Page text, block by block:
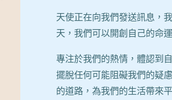
天使正在向我們發送訊息，
天，我們可以開創自己的命
專注於我們的熱情，體認到
擺脫任何可能阻礙我們的疑
的道路，為我們的生活帶來